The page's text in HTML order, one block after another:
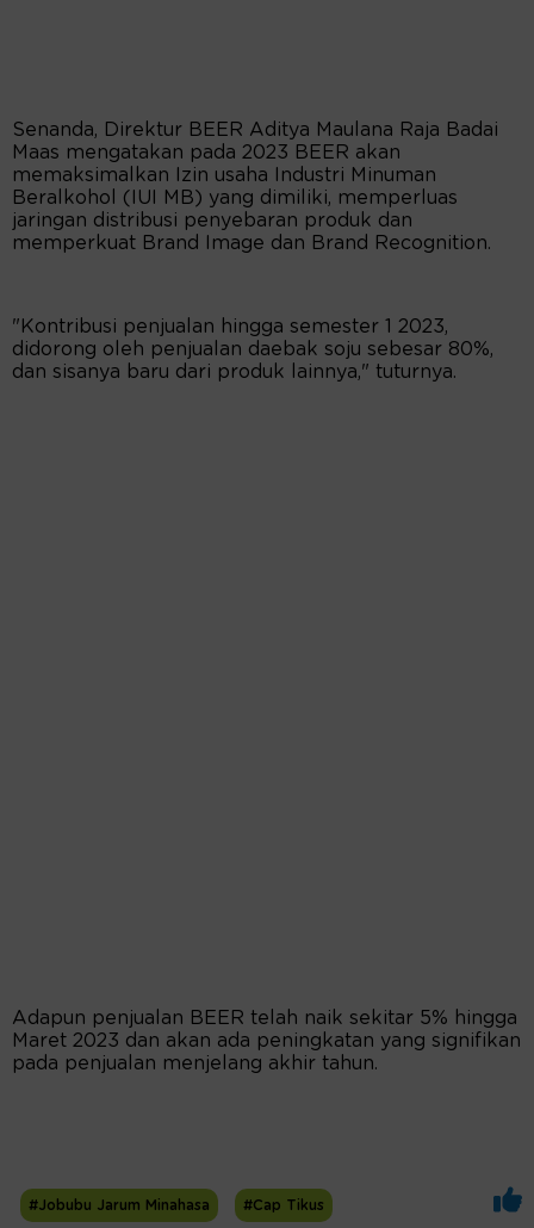
Senanda, Direktur BEER Aditya Maulana Raja Badai
Maas mengatakan pada 2023 BEER akan
memaksimalkan Izin usaha Industri Minuman
Beralkohol (IUI MB) yang dimiliki, memperluas
jaringan distribusi penyebaran produk dan
memperkuat Brand Image dan Brand Recognition.
"Kontribusi penjualan hingga semester 1 2023,
didorong oleh penjualan daebak soju sebesar 80%,
dan sisanya baru dari produk lainnya," tuturnya.
Adapun penjualan BEER telah naik sekitar 5% hingga
Maret 2023 dan akan ada peningkatan yang signifikan
pada penjualan menjelang akhir tahun.
#Jobubu Jarum Minahasa #Cap Tikus